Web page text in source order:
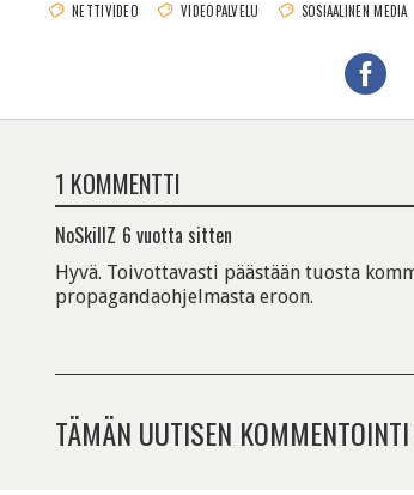
NETTIVIDEO VIDEOPALVELU SOSIAALINEN MEDIA
1 KOMMENTTI
NoSkillZ 6 vuotta sitten
Hyvä. Toivottavasti päästään tuosta
propagandaohjelmasta eroon.
TÄMÄN UUTISEN